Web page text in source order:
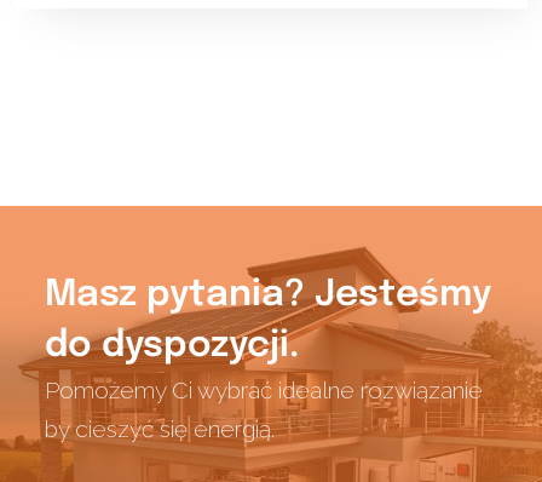
Masz pytania? Jesteśmy
do dyspozycji.
Pomożemy Ci wybrać idealne rozwiązanie
by cieszyć się energią.